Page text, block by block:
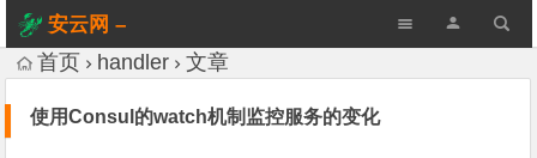
安云网 –
AnYun.ORG
首页 handler 文章
使用Consul的watch机制监控服务的变化